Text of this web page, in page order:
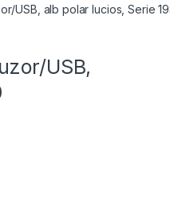
USB, alb polar lucios, Serie
USB,